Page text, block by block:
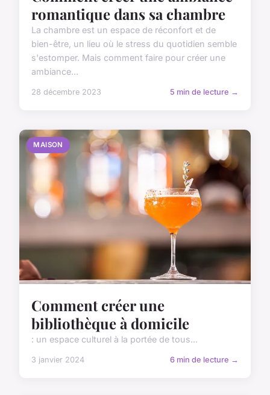
romantique dans sa chambre
La chambre est un espace de réconfort et de
bien-être, un lieu où le stress du quotidien semble
s'estomper. Mais comment faire pour créer une
ambiance...
28 décembre 2023 5 min de lecture →
MAISON
Comment créer une
bibliothèque à domicile
: un espace culturel à la portée de tous...
3 janvier 2024 6 min de lecture →